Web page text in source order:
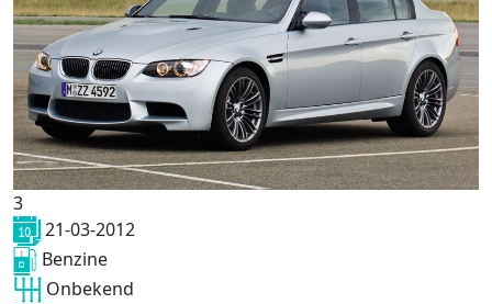
3
21-03-2012
Benzine
Onbekend